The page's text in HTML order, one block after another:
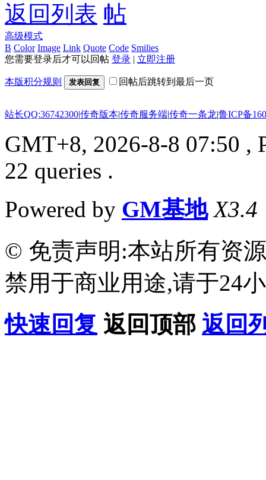
返回列表
高级模式
B Color Image Link Quote Code Smilies
您需要登录后才可以回帖 登录 | 立即注册
本版积分规则 发表回复 回帖后跳转到最后一页
站长QQ:36742300|传奇版本|传奇服务端|传奇一条龙|鲁ICP备
GMT+8, 2026-8-8 07:50 ,
22 queries .
Powered by GM基地 X3.4
© 免责声明:本站所有资
禁用于商业用途,请于24
快速回复 返回顶部 返回